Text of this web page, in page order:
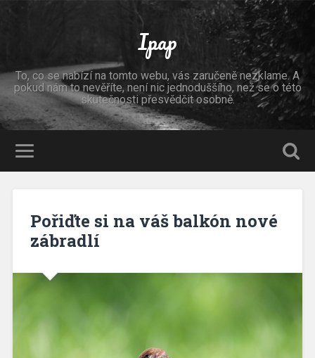
Ipap
To, co se nabízí na tomto webu, vás zaručeně nezklame. A
pokud nám to nevěříte, není nic jednoduššího, než se o této
skutečnosti přesvědčit osobně.
Pořiďte si na váš balkón nové
zábradlí